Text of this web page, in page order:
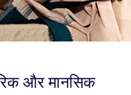
और मानसिक